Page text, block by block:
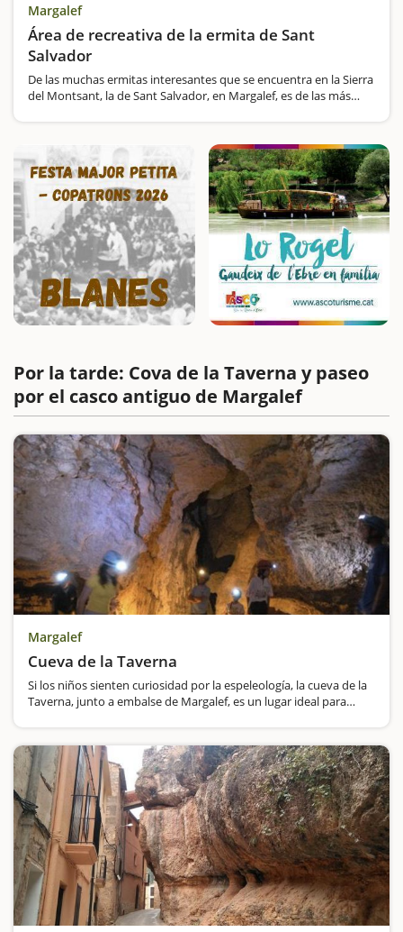
Margalef
Área de recreativa de la ermita de Sant
Salvador
De las muchas ermitas interesantes que se encuentra en la Sierra
del Montsant, la de Sant Salvador, en Margalef, es de las más
Por la tarde: Cova de la Taverna y paseo
por el casco antiguo de Margalef
Margalef
Cueva de la Taverna
Si los niños sienten curiosidad por la espeleología, la cueva de la
Taverna, junto a embalse de Margalef, es un lugar ideal para